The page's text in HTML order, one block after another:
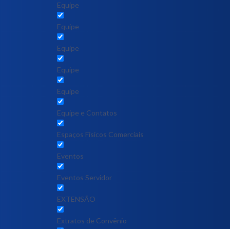
Equipe
Equipe
Equipe
Equipe
Equipe
Equipe e Contatos
Espaços Físicos Comerciais
Eventos
Eventos Servidor
EXTENSÃO
Extratos de Convênio